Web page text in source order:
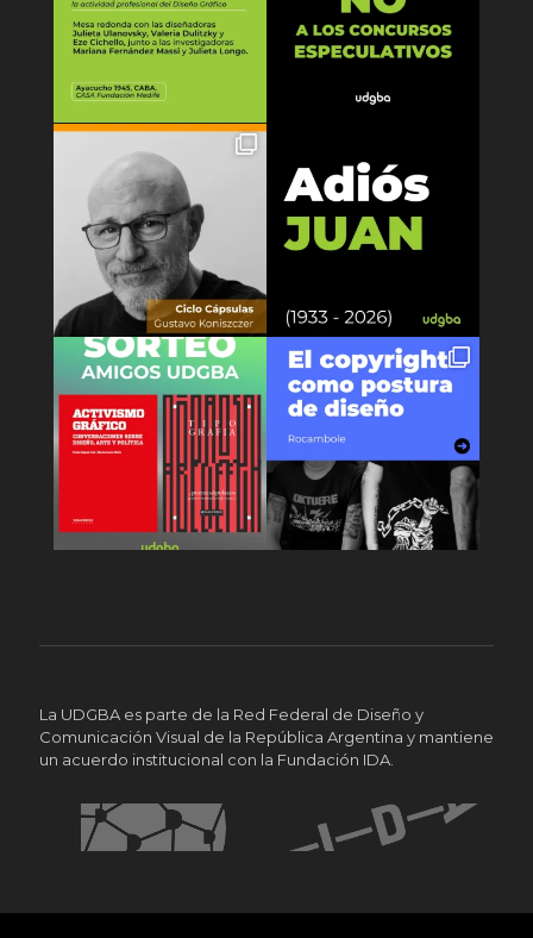
La UDGBA es parte de la Red Federal de Diseño y
Comunicación Visual de la República Argentina y mantiene
un acuerdo institucional con la Fundación IDA.